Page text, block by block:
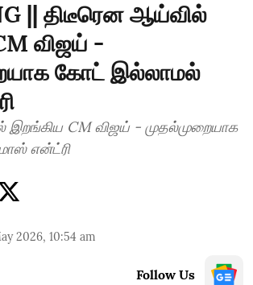
|| திடீரென ஆய்வில்
விஜய் -
கோட் இல்லாமல்
இறங்கிய CM விஜய் - முதல்முறையாக
என்ட்ரி
2026, 10:54 am
Follow Us